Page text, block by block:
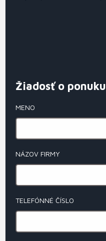
Žiadosť o ponuku
MENO
NÁZOV FIRMY
TELEFÓNNÉ ČÍSLO